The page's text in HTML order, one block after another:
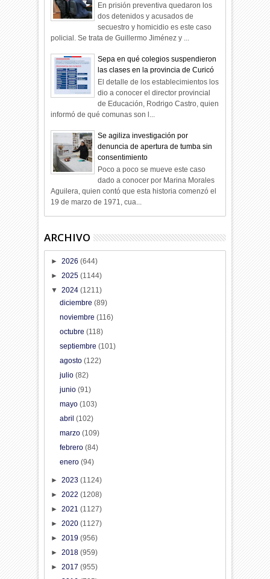
En prisión preventiva quedaron los
dos detenidos y acusados de
secuestro y homicidio es este caso
policial. Se trata de Guillermo Jiménez y ...
Sepa en qué colegios suspendieron
las clases en la provincia de Curicó
El detalle de los establecimientos los
dio a conocer el director provincial
de Educación, Rodrigo Castro, quien
informó de qué comunas son l...
Se agiliza investigación por
denuncia de apertura de tumba sin
consentimiento
Poco a poco se mueve este caso
dado a conocer por Marina Morales
Aguilera, quien contó que esta historia comenzó el
19 de marzo de 1971, cua...
ARCHIVO
►2026(644)
►2025(1144)
▼2024(1211)
diciembre (89)
noviembre (116)
octubre (118)
septiembre (101)
agosto (122)
julio (82)
junio (91)
mayo (103)
abril (102)
marzo (109)
febrero (84)
enero (94)
►2023(1124)
►2022(1208)
►2021(1127)
►2020(1127)
►2019(956)
►2018(959)
►2017(955)